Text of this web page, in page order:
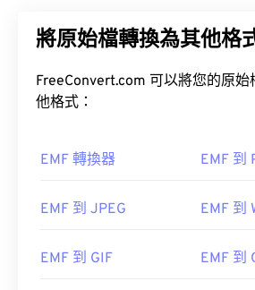
將原始檔轉換為其他格
FreeConvert.com 可以將您的原
他格式：
EMF 轉換器 EMF 到
EMF 到 JPEG EMF 到
EMF 到 GIF EMF 到